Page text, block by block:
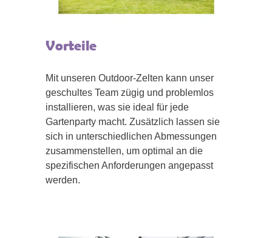
Vorteile
Mit unseren Outdoor-Zelten kann unser
geschultes Team zügig und problemlos
installieren, was sie ideal für jede
Gartenparty macht. Zusätzlich lassen sie
sich in unterschiedlichen Abmessungen
zusammenstellen, um optimal an die
spezifischen Anforderungen angepasst
werden.